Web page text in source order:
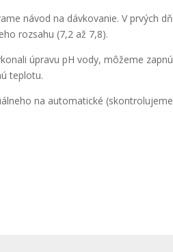
návod na dávkovanie. V prvých
rozsahu (7,2 až 7,8).
úpravu pH vody, môžeme
teplotu.
na automatické